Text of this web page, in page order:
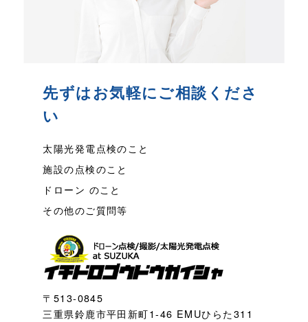
先ずはお気軽にご相談くださ
い
太陽光発電点検のこと
施設の点検のこと
ドローン のこと
その他のご質問等
〒513-0845
三重県鈴鹿市平田新町1-46 EMUひらた311